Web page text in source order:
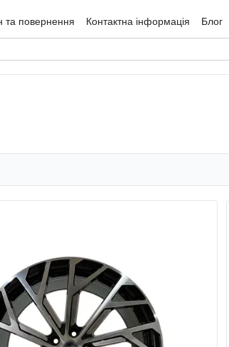
та повернення Контактна інформація
Блог